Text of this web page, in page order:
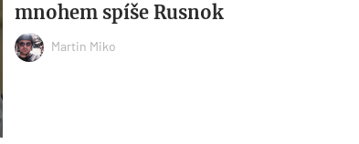
mnohem spíše Rusnok
Martin Miko